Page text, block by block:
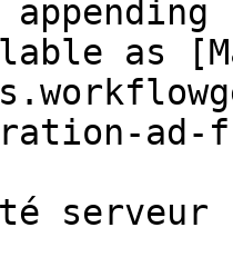
as
ad-
serveur